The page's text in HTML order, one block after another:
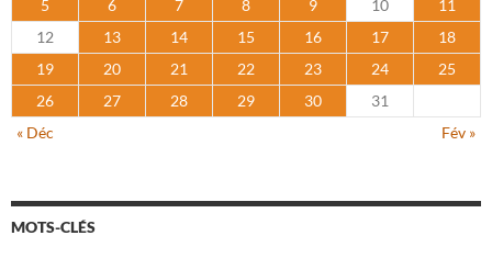
5 6 7 8 9 10
11
12
13 14 15 16 17
18
19
20 21 22 23 24
25
26
27 28 29 30
31
« Déc
Fév »
MOTS-CLÉS